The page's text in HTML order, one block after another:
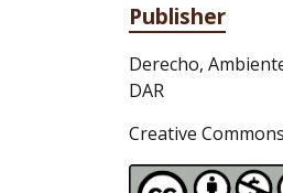
Publisher
Derecho,
DAR
Creative